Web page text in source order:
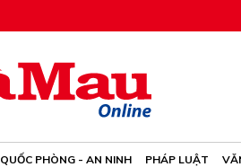
QUỐC PHÒNG - AN NINH PHÁP LUẬT